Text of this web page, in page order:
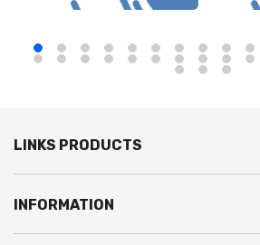
LINKS PRODUCTS
INFORMATION